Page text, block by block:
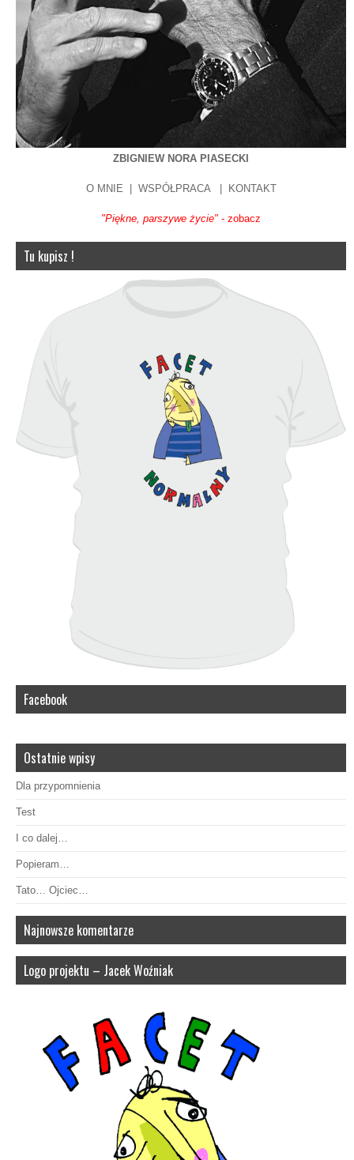
ZBIGNIEW NORA PIASECKI
O MNIE WSPÓŁPRACA| KONTAKT
"Piękne, parszywe życie" - zobacz
Tu kupisz !
Facebook
Ostatnie wpisy
Dla przypomnienia
Test
I co dalej…
Popieram…
Tato… Ojciec…
Najnowsze komentarze
Logo projektu – Jacek Woźniak